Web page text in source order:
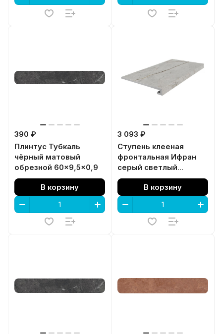
390 ₽
Плинтус Тубкаль
чёрный матовый
обрезной 60x9,5x0,9
В корзину
3 093 ₽
Ступень клееная
фронтальная Ифран
серый светлый
матовый обрезной
33x60x0,9В корзину